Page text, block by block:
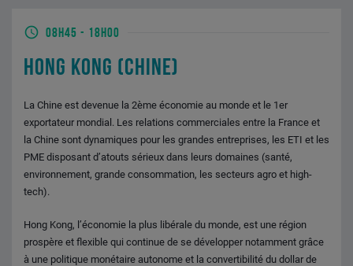
08H45 - 18H00
HONG KONG (CHINE)
La Chine est devenue la 2ème économie au monde et le 1er
exportateur mondial. Les relations commerciales entre la France et
la Chine sont dynamiques pour les grandes entreprises, les ETI et les
PME disposant d’atouts sérieux dans leurs domaines (santé,
environnement, grande consommation, les secteurs agro et high-
tech).
Hong Kong, l’économie la plus libérale du monde, est une région
prospère et flexible qui continue de se développer notamment grâce
à une politique monétaire autonome et la convertibilité du dollar de